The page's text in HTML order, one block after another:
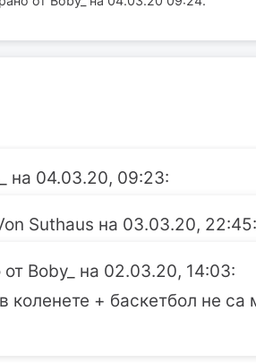
на 04.03.20, 09:23:
Suthaus на 03.03.20, 22:45:
от Boby_ на 02.03.20, 14:03:
коленете + баскетбол не